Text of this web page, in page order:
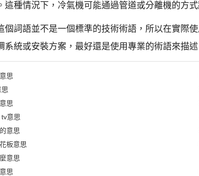
這種情況下，冷氣機可能通過管道或分離機的方
個詞語並不是一個標準的技術術語，所以在實際
系統或安裝方案，最好還是使用專業的術語來描述
思
思
意思
意思
板意思
意思
思